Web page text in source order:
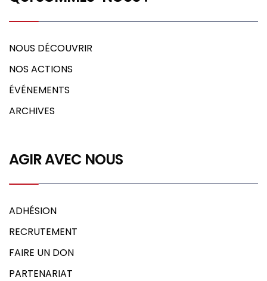
NOUS DÉCOUVRIR
NOS ACTIONS
ÉVÉNEMENTS
ARCHIVES
AGIR AVEC NOUS
ADHÉSION
RECRUTEMENT
FAIRE UN DON
PARTENARIAT